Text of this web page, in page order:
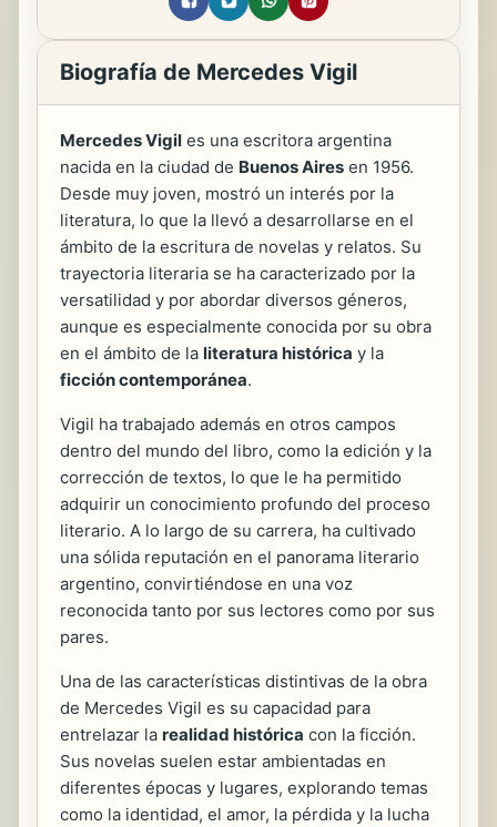
Biografía de Mercedes Vigil
Mercedes Vigil es una escritora argentina
nacida en la ciudad de Buenos Aires en 1956.
Desde muy joven, mostró un interés por la
literatura, lo que la llevó a desarrollarse en el
ámbito de la escritura de novelas y relatos. Su
trayectoria literaria se ha caracterizado por la
versatilidad y por abordar diversos géneros,
aunque es especialmente conocida por su obra
en el ámbito de la literatura histórica y la
ficción contemporánea.
Vigil ha trabajado además en otros campos
dentro del mundo del libro, como la edición y la
corrección de textos, lo que le ha permitido
adquirir un conocimiento profundo del proceso
literario. A lo largo de su carrera, ha cultivado
una sólida reputación en el panorama literario
argentino, convirtiéndose en una voz
reconocida tanto por sus lectores como por sus
pares.
Una de las características distintivas de la obra
de Mercedes Vigil es su capacidad para
entrelazar la realidad histórica con la ficción.
Sus novelas suelen estar ambientadas en
diferentes épocas y lugares, explorando temas
como la identidad, el amor, la pérdida y la lucha